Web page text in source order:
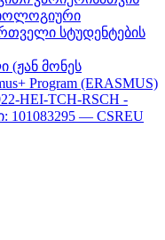
სტუდენტების
(ჟან მონეს
Program (ERASMUS)
HEI-TCH-RSCH -
101083295 — CSREU